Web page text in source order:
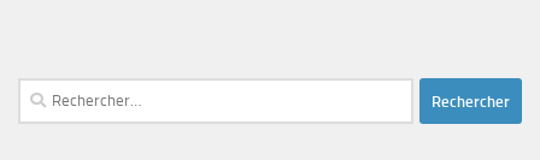
Rechercher :